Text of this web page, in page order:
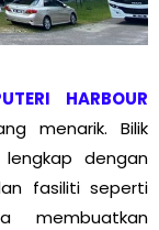
HARBOUR
menarik. Bilik
dengan
fasiliti seperti
membuatkan